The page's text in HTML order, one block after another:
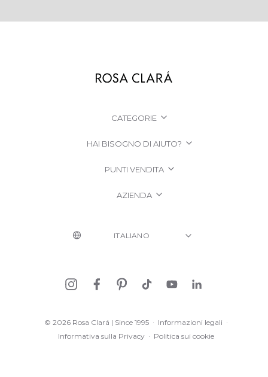
CATEGORIE
HAI BISOGNO DI AIUTO?
PUNTI VENDITA
AZIENDA
© 2026 Rosa Clará | Since 1995 · Informazioni legali ·
Informativa sulla Privacy · Politica sui cookie